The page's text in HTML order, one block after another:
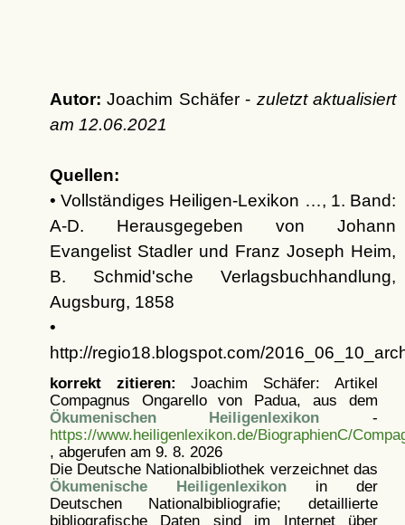
Autor: Joachim Schäfer - zuletzt aktualisiert
am 12.06.2021
Quellen:
• Vollständiges Heiligen-Lexikon …, 1. Band:
A-D. Herausgegeben von Johann
Evangelist Stadler und Franz Joseph Heim,
B. Schmid'sche Verlagsbuchhandlung,
Augsburg, 1858
•
http://regio18.blogspot.com/
korrekt zitieren: Joachim Schäfer: Artikel
Compagnus Ongarello von Padua, aus dem
Ökumenischen Heiligenlexikon -
https://www.heiligenlexikon.de/BiographienC/
, abgerufen am 9. 8. 2026
Die Deutsche Nationalbibliothek verzeichnet das
Ökumenische Heiligenlexikonin der
Deutschen Nationalbibliografie; detaillierte
bibliografische Daten sind im Internet über